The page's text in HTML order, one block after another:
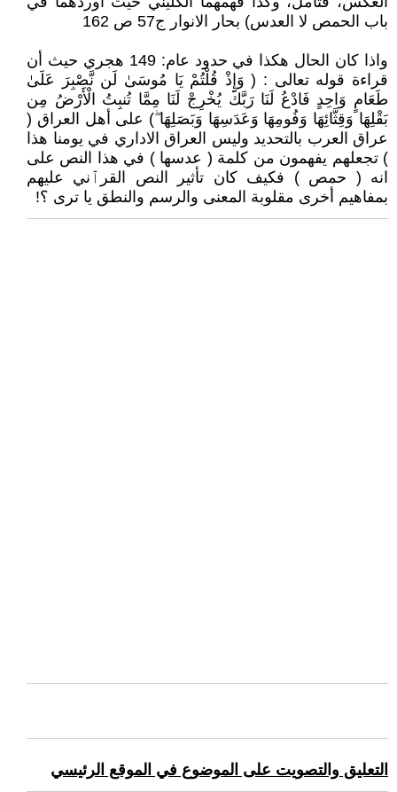
باب الحمص لا العدس) بحار الانوار ج57 ص 162
واذا كان الحال هكذا في حدود عام: 149 هجري حيث أن
قراءة قوله تعالى : ( وَإِذْ قُلْتُمْ يَا مُوسَىٰ لَن نَّصْبِرَ عَلَىٰ
طَعَامٍ وَاحِدٍ فَادْعُ لَنَا رَبَّكَ يُخْرِجْ لَنَا مِمَّا تُنبِتُ الْأَرْضُ مِن
بَقْلِهَا وَقِثَّائِهَا وَفُومِهَا وَعَدَسِهَا وَبَصَلِهَا ۖ) على أهل العراق (
عراق العرب بالتحديد وليس العراق الاداري في يومنا هذا
) تجعلهم يفهمون من كلمة ( عدسها ) في هذا النص على
انه ( حمص ) فكيف كان تأثير النص القرٱني عليهم
بمفاهيم أخرى مقلوبة المعنى والرسم والنطق يا ترى ؟!
التعليق والتصويت على الموضوع في الموقع الرئيسي